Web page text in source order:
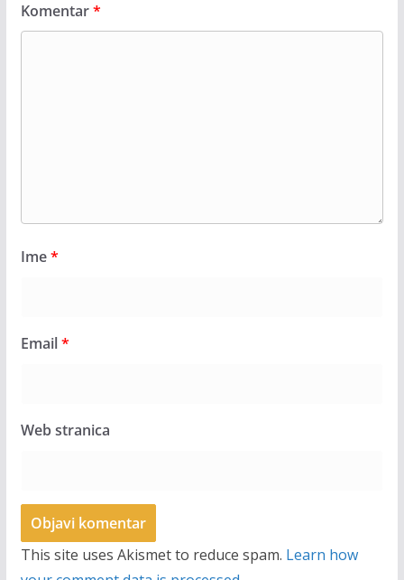
Komentar*
Ime*
Email*
Web stranica
This site uses Akismet to reduce spam. Learn how